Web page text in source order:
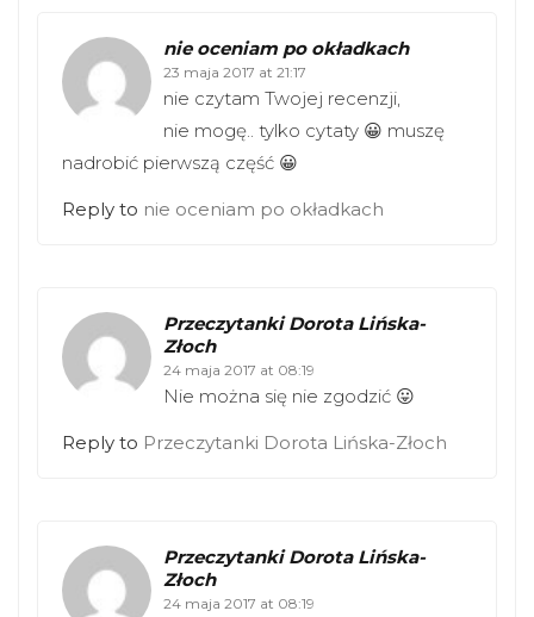
nie oceniam po okładkach
23 maja 2017 at 21:17
nie czytam Twojej recenzji,
nie mogę.. tylko cytaty 😀 muszę
nadrobić pierwszą część 😀
Reply to nie oceniam po okładkach
Przeczytanki Dorota Lińska-
Złoch
24 maja 2017 at 08:19
Nie można się nie zgodzić 😛
Reply to Przeczytanki Dorota Lińska-Złoch
Przeczytanki Dorota Lińska-
Złoch
24 maja 2017 at 08:19